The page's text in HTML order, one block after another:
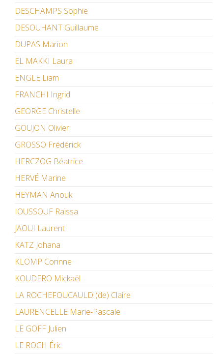
DESCHAMPS Sophie
DESOUHANT Guillaume
DUPAS Marion
EL MAKKI Laura
ENGLE Liam
FRANCHI Ingrid
GEORGE Christelle
GOUJON Olivier
GROSSO Frédérick
HERCZOG Béatrice
HERVÉ Marine
HEYMAN Anouk
IOUSSOUF Raïssa
JAOUI Laurent
KATZ Johana
KLOMP Corinne
KOUDERO Mickaël
LA ROCHEFOUCAULD (de) Claire
LAURENCELLE Marie-Pascale
LE GOFF Julien
LE ROCH Éric